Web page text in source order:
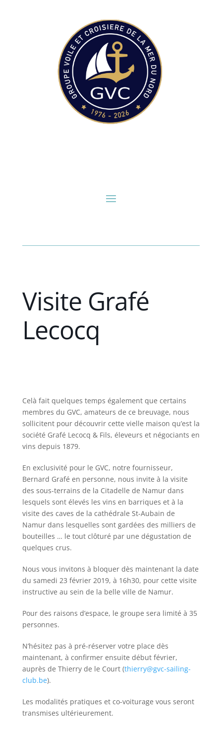
Visite Grafé
Lecocq
Celà fait quelques temps également que certains
membres du GVC, amateurs de ce breuvage, nous
sollicitent pour découvrir cette vielle maison qu’est la
société Grafé Lecocq & Fils, éleveurs et négociants en
vins depuis 1879.
En exclusivité pour le GVC, notre fournisseur,
Bernard Grafé en personne, nous invite à la visite
des sous-terrains de la Citadelle de Namur dans
lesquels sont élevés les vins en barriques et à la
visite des caves de la cathédrale St-Aubain de
Namur dans lesquelles sont gardées des milliers de
bouteilles … le tout clôturé par une dégustation de
quelques crus.
Nous vous invitons à bloquer dès maintenant la date
du samedi 23 février 2019, à 16h30, pour cette visite
instructive au sein de la belle ville de Namur.
Pour des raisons d’espace, le groupe sera limité à 35
personnes.
N’hésitez pas à pré-réserver votre place dès
maintenant, à confirmer ensuite début février,
auprès de Thierry de le Court (thierry@gvc-sailing-
club.be).
Les modalités pratiques et co-voiturage vous seront
transmises ultérieurement.